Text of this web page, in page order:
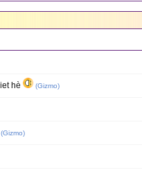
hè (Gizmo)
(Gizmo)